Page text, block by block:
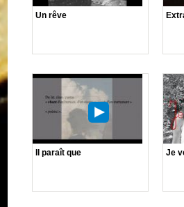
Un rêve
Il paraît que Je